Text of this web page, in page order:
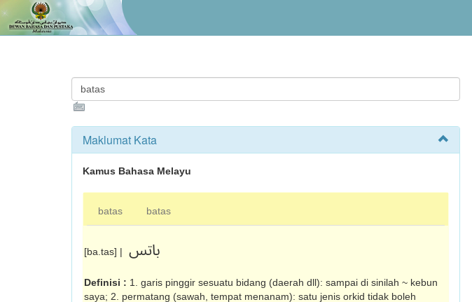
Maklumat Kata
Kamus Bahasa Melayu
batas batas
[ba.tas] | باتس
Definisi : 1. garis pinggir sesuatu bidang (daerah dll): sampai di sinilah ~ kebun
saya; 2. permatang (sawah, tempat menanam): satu jenis orkid tidak boleh